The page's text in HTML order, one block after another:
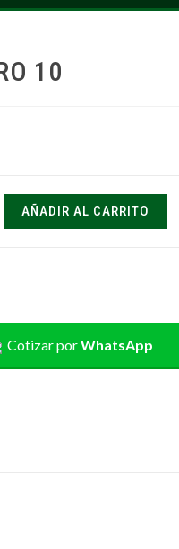
10
AÑADIR AL CARRITO
Cotizar porWhatsApp